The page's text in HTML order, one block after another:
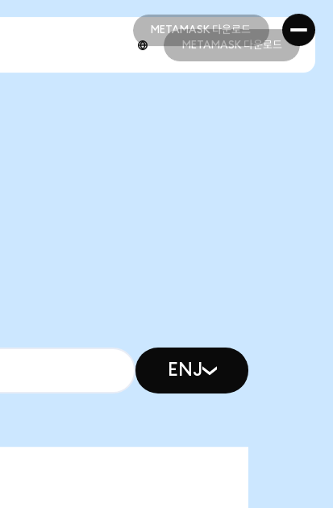
METAMASK 다운로드
METAMASK 다운로드
METAMASK 다운로드
ENJ